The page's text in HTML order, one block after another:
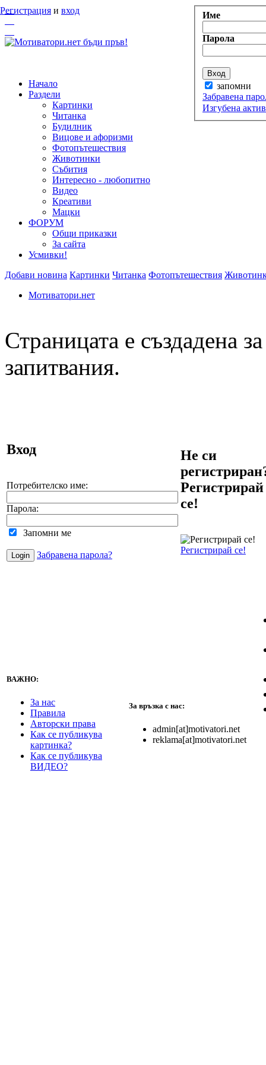
Регистрация и вход Име
Парола
запомни
Забравена
Изгубена
Начало
Раздели
Картинки
Читанка
Будилник
Вицове и афоризми
Фотопътешествия
Животинки
Събития
Интересно - любопитно
Видео
Креативи
Мацки
ФОРУМ
Общи приказки
За сайта
Усмивки!
Добави новина Картинки Читанка Фотопътешествия
Мотиватори.нет
Страницата е създадена
запитвания.
Вход
Потребителско име:
Парола:
Запомни ме
Забравена парола?
Не си
Регистрирай
се!
Регистрирай се!
ВАЖНО:
За нас
Правила
Авторски права
Как се публикува
картинка?
Как се публикува
ВИДЕО?
За връзка с нас:
admin[at]motivatori.net
reklama[at]motivatori.net